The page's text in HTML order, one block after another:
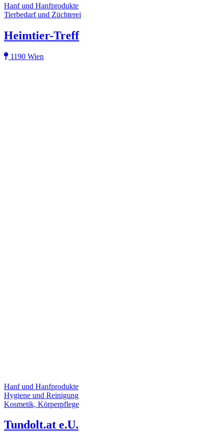
Hanf und Hanfprodukte
Tierbedarf und Züchterei
Heimtier-Treff
1190 Wien
Hanf und Hanfprodukte
Hygiene und Reinigung
Kosmetik, Körperpflege
Tundolt.at e.U.